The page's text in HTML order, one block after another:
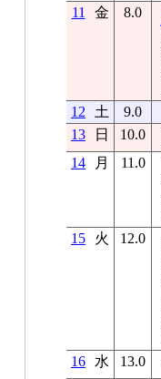
11 金 8.0
12 土
9.0
13
日 10.0
14 月 11.0
15 火 12.0
16 水 13.0